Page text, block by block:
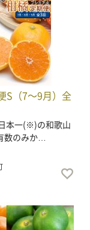
S（7～9月）全
本一(※)の和歌山
数のみか…